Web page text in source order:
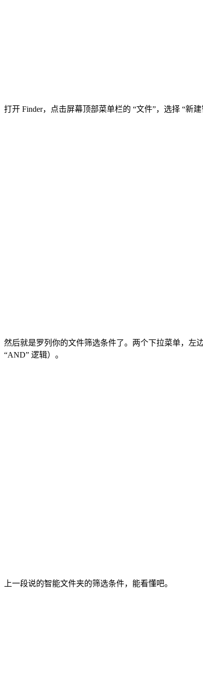
打开 Finder，点击屏幕顶部菜单栏的 “文件”，选择 “新建
然后就是罗列你的文件筛选条件了。两个下拉菜单，左
“AND” 逻辑）。
上一段说的智能文件夹的筛选条件，能看懂吧。